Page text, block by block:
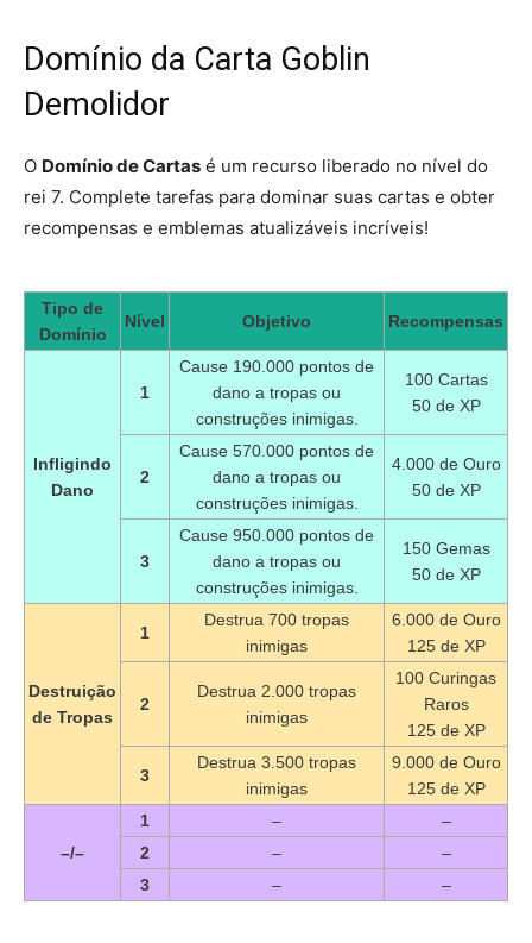
Domínio da Carta Goblin
Demolidor
O Domínio de Cartas é um recurso liberado no nível do
rei 7. Complete tarefas para dominar suas cartas e obter
recompensas e emblemas atualizáveis incríveis!
Tipo de
Domínio
Nível Objetivo Recompensas
Infligindo
Dano
1
Cause 190.000 pontos de
dano a tropas ou
construções inimigas.
100 Cartas
50 de XP
2
Cause 570.000 pontos de
dano a tropas ou
construções inimigas.
4.000 de Ouro
50 de XP
3
Cause 950.000 pontos de
dano a tropas ou
construções inimigas.
150 Gemas
50 de XP
Destruição
de Tropas
1
Destrua 700 tropas
inimigas
6.000 de Ouro
125 de XP
2
Destrua 2.000 tropas
inimigas
100 Curingas
Raros
125 de XP
3
Destrua 3.500 tropas
inimigas
9.000 de Ouro
125 de XP
–/–
1 –
–
2
–
–
3
– –